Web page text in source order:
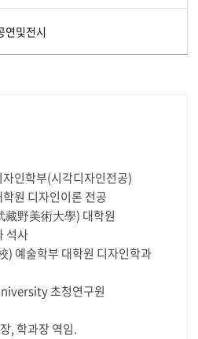
연및전시
인학부(시각디자인전공)
원 디자인이론 전공
藏野美術大學) 대학원
석사
) 예술학부 대학원 디자인학과
초청연구원
, 학과장 역임.